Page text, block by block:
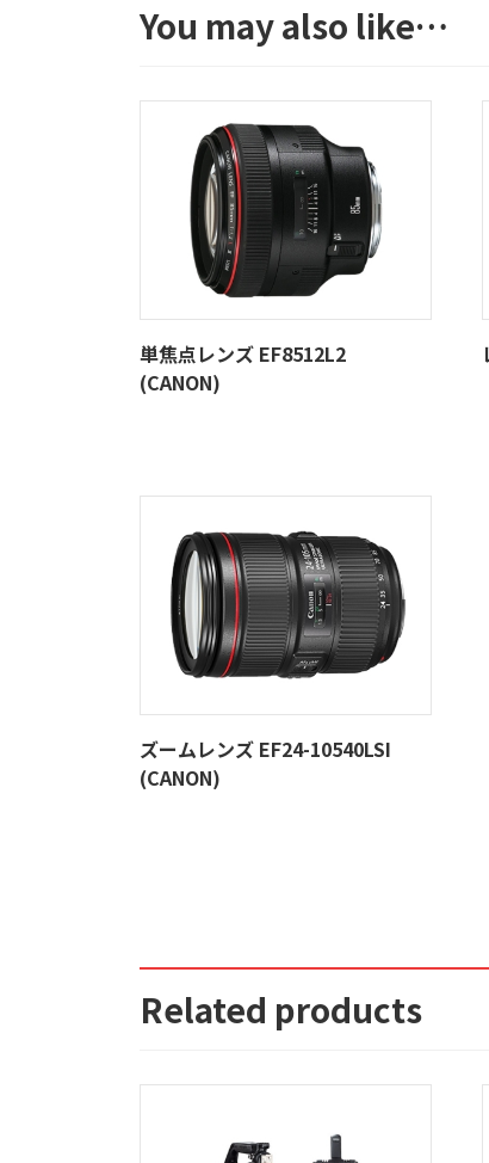
You may also like…
単焦点レンズ EF8512L2
(CANON)
ズームレンズ EF24-10540LSI
(CANON)
Related products